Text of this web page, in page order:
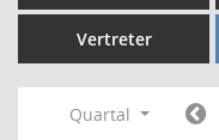
Vertreter
Quartal